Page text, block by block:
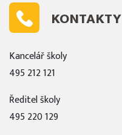
KONTAKTY
Kancelář školy
495 212 121
Ředitel školy
495 220 129